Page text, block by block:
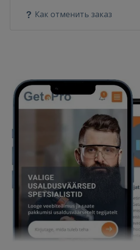
Как отменить заказ